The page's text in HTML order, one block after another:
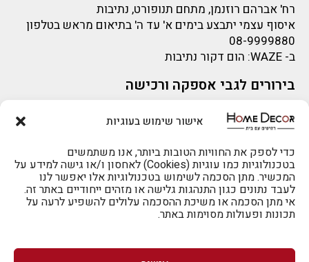
אישור שימוש בעוגיות
כדי לספק את החוויות הטובות ביותר, אנו משתמשים
בטכנולוגיות כמו עוגיות (Cookies) לאחסון ו/או גישה למידע על
המכשיר. מתן הסכמה לשימוש בטכנולוגיות אלו יאפשר לנו
לעבד נתונים כגון התנהגות גלישה או מזהים ייחודיים באתר זה.
אי מתן הסכמה או משיכת ההסכמה עלולים להשפיע לרעה על
תכונות ופעולות מסוימות באתר.
רח' אברהם רוזנמן, מתחם תנופורט, נתיבות
איסוף עצמי יתבצע בימים א' עד ה' בתיאום מראש בטלפון
08-9999880
ב- WAZE: הום דקור נתיבות
בירורים לגבי אספקה ורכישה
בירור לגבי אספקה -ניתן לפנות למייל:
sigal@home-decor.co.il
פניות לפני רכישה – ניתן לפנות למייל: omer@home-
decor.co.il
לרכישה טלפונית: 073-2002666